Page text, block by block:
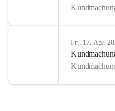
Fr., 17. Apr.